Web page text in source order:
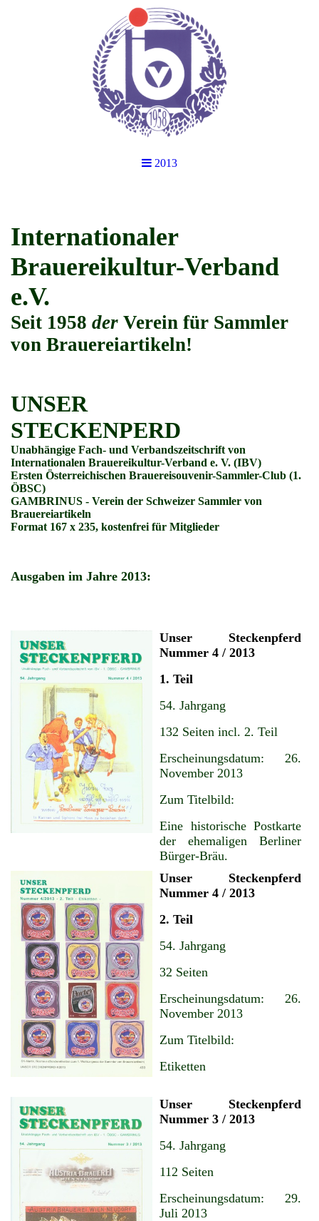
2013
Internationaler
Brauereikultur-Verband
e.V.
Seit 1958 der Verein für Sammler
von Brauereiartikeln!
UNSER
STECKENPERD
Unabhängige Fach- und Verbandszeitschrift von
Internationalen Brauereikultur-Verband e. V. (IBV)
Ersten Österreichischen Brauereisouvenir-Sammler-Club (1.
ÖBSC)
GAMBRINUS - Verein der Schweizer Sammler von
Brauereiartikeln
Format 167 x 235, kostenfrei für Mitglieder
Ausgaben im Jahre 2013:
Unser Steckenpferd
Nummer 4 / 2013
1. Teil
54. Jahrgang
132 Seiten incl. 2. Teil
Erscheinungsdatum: 26.
November 2013
Zum Titelbild:
Eine historische Postkarte
der ehemaligen Berliner
Bürger-Bräu.
Unser Steckenpferd
Nummer 4 / 2013
2. Teil
54. Jahrgang
32 Seiten
Erscheinungsdatum: 26.
November 2013
Zum Titelbild:
Etiketten
Unser Steckenpferd
Nummer 3 / 2013
54. Jahrgang
112 Seiten
Erscheinungsdatum: 29.
Juli 2013